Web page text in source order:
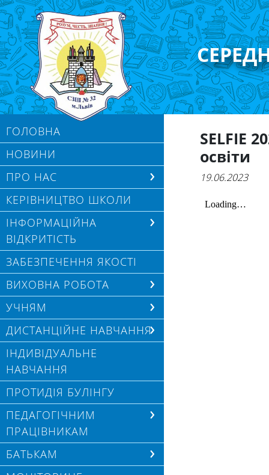
ГОЛОВНА
НОВИНИ
ПРО НАС
КЕРІВНИЦТВО ШКОЛИ
ІНФОРМАЦІЙНА
ВІДКРИТІСТЬ
ЗАБЕЗПЕЧЕННЯ ЯКОСТІ
ВИХОВНА РОБОТА
УЧНЯМ
ДИСТАНЦІЙНЕ НАВЧАННЯ
ІНДИВІДУАЛЬНЕ
НАВЧАННЯ
ПРОТИДІЯ БУЛІНГУ
ПЕДАГОГІЧНИМ
ПРАЦІВНИКАМ
БАТЬКАМ
SELFIE
освіти
19.06.2023